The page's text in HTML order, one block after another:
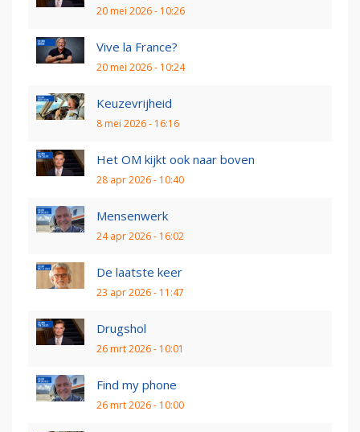
20 mei 2026 - 10:26
Vive la France?
20 mei 2026 - 10:24
Keuzevrijheid
8 mei 2026 - 16:16
Het OM kijkt ook naar boven
28 apr 2026 - 10:40
Mensenwerk
24 apr 2026 - 16:02
De laatste keer
23 apr 2026 - 11:47
Drugshol
26 mrt 2026 - 10:01
Find my phone
26 mrt 2026 - 10:00